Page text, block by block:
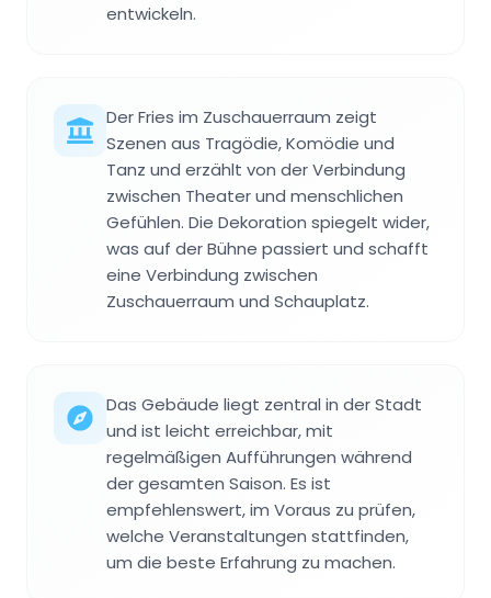
entwickeln.
Der Fries im Zuschauerraum zeigt
Szenen aus Tragödie, Komödie und
Tanz und erzählt von der Verbindung
zwischen Theater und menschlichen
Gefühlen. Die Dekoration spiegelt wider,
was auf der Bühne passiert und schafft
eine Verbindung zwischen
Zuschauerraum und Schauplatz.
Das Gebäude liegt zentral in der Stadt
und ist leicht erreichbar, mit
regelmäßigen Aufführungen während
der gesamten Saison. Es ist
empfehlenswert, im Voraus zu prüfen,
welche Veranstaltungen stattfinden,
um die beste Erfahrung zu machen.